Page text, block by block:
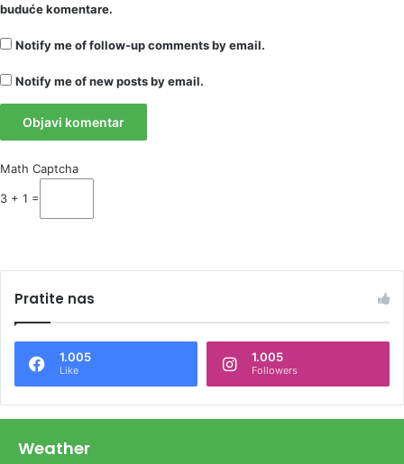
buduće komentare.
Notify me of follow-up comments by email.
Notify me of new posts by email.
Math Captcha
3 + 1 =
Pratite nas
1.005
Like
1.005
Followers
Weather